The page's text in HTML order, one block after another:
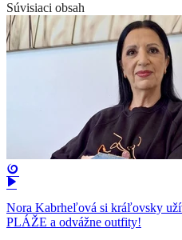
Súvisiaci obsah
Nora Kabrheľová si kráľovsky
PLÁŽE a odvážne outfity!